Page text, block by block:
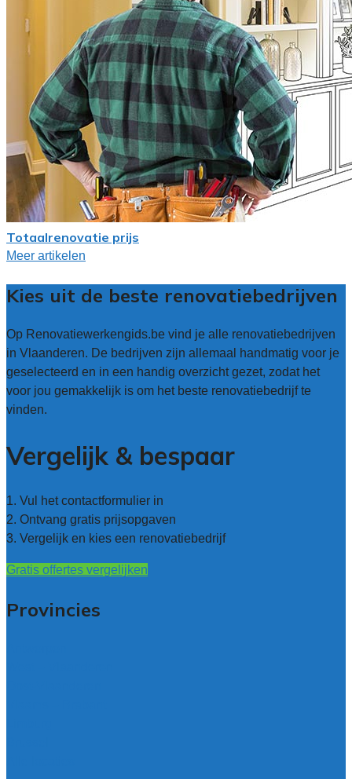
Totaalrenovatie prijs
Meer artikelen
Kies uit de beste renovatiebedrijven
Op Renovatiewerkengids.be vind je alle renovatiebedrijven
in Vlaanderen. De bedrijven zijn allemaal handmatig voor je
geselecteerd en in een handig overzicht gezet, zodat het
voor jou gemakkelijk is om het beste renovatiebedrijf te
vinden.
Vergelijk & bespaar
1. Vul het contactformulier in
2. Ontvang gratis prijsopgaven
3. Vergelijk en kies een renovatiebedrijf
Gratis offertes vergelijken
Provincies